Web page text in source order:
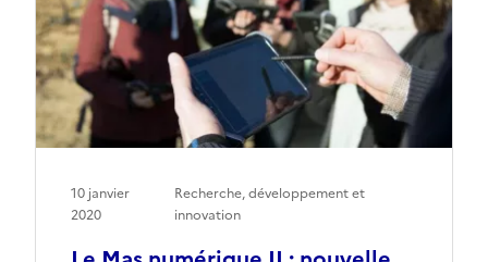
10 janvier
2020
Recherche, développement et
innovation